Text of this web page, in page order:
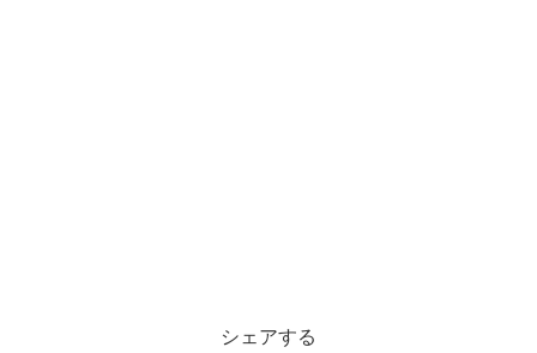
シェアする